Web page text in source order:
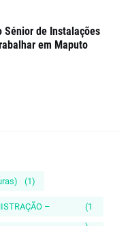
Sénior de Instalações
em Maputo
(1)
–
(1